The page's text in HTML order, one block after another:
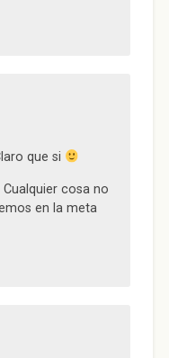
que si
cosa no
en la meta